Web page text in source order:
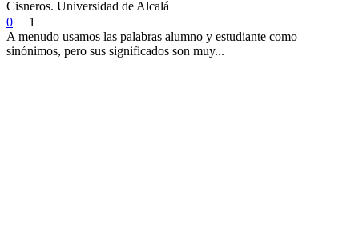
Cisneros. Universidad de Alcalá
0
1
A menudo usamos las palabras alumno y estudiante como
sinónimos, pero sus significados son muy...